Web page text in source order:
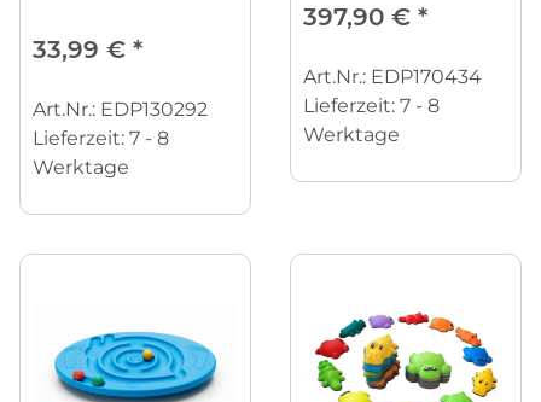
33,99 € *
Art.Nr.: EDP130292
Lieferzeit: 7 - 8
Werktage
397,90 € *
Art.Nr.: EDP170434
Lieferzeit: 7 - 8
Werktage